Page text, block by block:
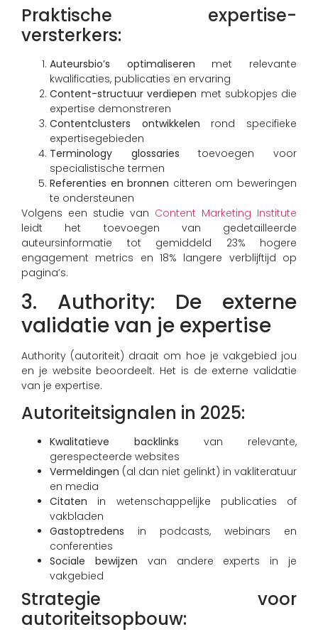
Praktische expertise-
versterkers:
Auteursbio’s optimaliseren met relevante
kwalificaties, publicaties en ervaring
Content-structuur verdiepen met subkopjes die
expertise demonstreren
Contentclusters ontwikkelen rond specifieke
expertisegebieden
Terminology glossaries toevoegen voor
specialistische termen
Referenties en bronnen citteren om beweringen
te ondersteunen
Volgens een studie van Content Marketing Institute
leidt het toevoegen van gedetailleerde
auteursinformatie tot gemiddeld 23% hogere
engagement metrics en 18% langere verblijftijd op
pagina’s.
3. Authority: De externe
validatie van je expertise
Authority (autoriteit) draait om hoe je vakgebied jou
en je website beoordeelt. Het is de externe validatie
van je expertise.
Autoriteitsignalen in 2025:
Kwalitatieve backlinks van relevante,
gerespecteerde websites
Vermeldingen (al dan niet gelinkt) in vakliteratuur
en media
Citaten in wetenschappelijke publicaties of
vakbladen
Gastoptredens in podcasts, webinars en
conferenties
Sociale bewijzen van andere experts in je
vakgebied
Strategie voor
autoriteitsopbouw: